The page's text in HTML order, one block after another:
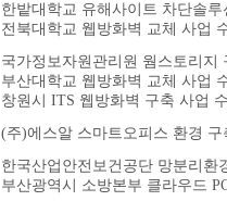
한밭대학교 유해사이트 차단솔
전북대학교 웹방화벽 교체 사업
국가정보자원관리원 웜스토리지
부산대학교 웹방화벽 교체 사업
창원시 ITS 웹방화벽 구축 사업
(주)에스알 스마트오피스 환경 구
한국산업안전보건공단 망분리환
부산광역시 소방본부 클라우드